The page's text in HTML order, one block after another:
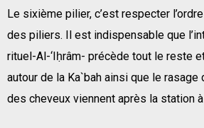
Le sixième pilier, c’est respecter
des piliers. Il est indispensable que
rituel-Al-‘Iḥrâm- précède tout le reste
autour de la Ka`bah ainsi que le rasage
des cheveux viennent après la station à